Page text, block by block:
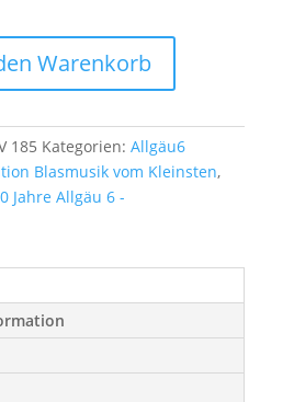
Warenkorb
185 Kategorien: Allgäu6
Blasmusik vom Kleinsten,
Jahre Allgäu 6 -